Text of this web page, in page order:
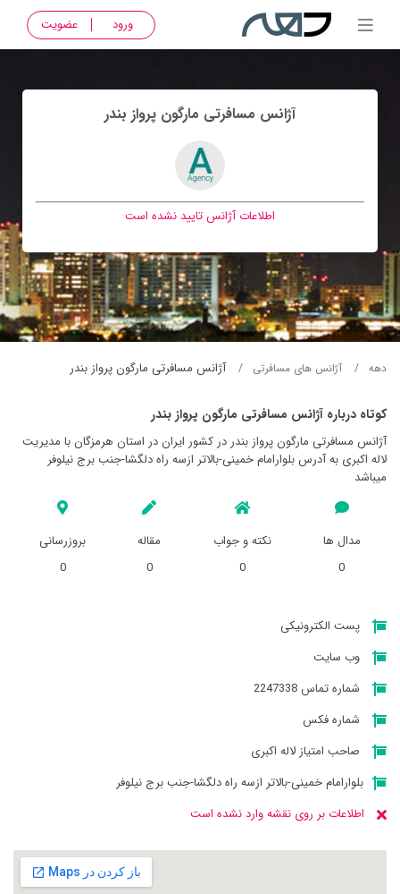
ورود عضویت
آژانس مسافرتی مارگون پرواز بندر
اطلاعات آژانس تایید نشده است
دهه آژانس های مسافرتی آژانس مسافرتی مارگون پرواز بندر
کوتاه درباره آژانس مسافرتی مارگون پرواز بندر
آژانس مسافرتی مارگون پرواز بندر در کشور ایران در استان هرمزگان با مدیریت
لاله اکبری به آدرس بلوارامام خمینی-بالاتر ازسه راه دلگشا-جنب برج نیلوفر
میباشد
مدال ها
0
نکته و جواب
0
مقاله
0
بروزرسانی
0
پست الکترونیکی
وب سایت
شماره تماس 2247338
شماره فکس
صاحب امتیاز لاله اکبری
بلوارامام خمینی-بالاتر ازسه راه دلگشا-جنب برج نیلوفر
اطلاعات بر روی نقشه وارد نشده است